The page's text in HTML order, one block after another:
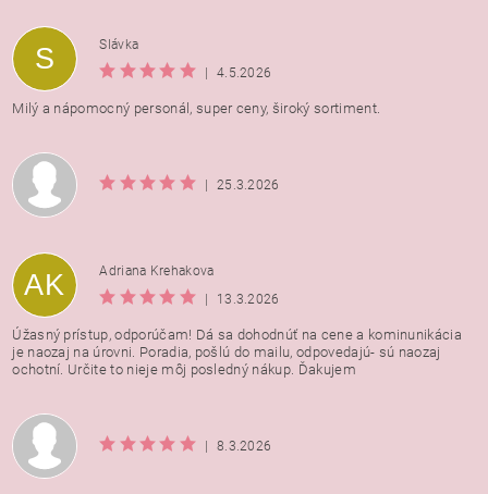
Vložením hodnotenie súhlasíte s
osobných údajov
S
Slávka
4.5.2026
Milý a nápomocný personál, super ceny, široký sortiment.
25.3.2026
AK
Adriana Krehakova
13.3.2026
Úžasný prístup, odporúčam! Dá sa dohodnúť na cene a kominunikácia
je naozaj na úrovni. Poradia, pošlú do mailu, odpovedajú- sú naozaj
ochotní. Určite to nieje môj posledný nákup. Ďakujem
8.3.2026